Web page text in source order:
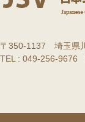
〒350-1137 埼玉県
TEL : 049-256-9676